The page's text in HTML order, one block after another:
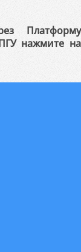
Платформу
нажмите на